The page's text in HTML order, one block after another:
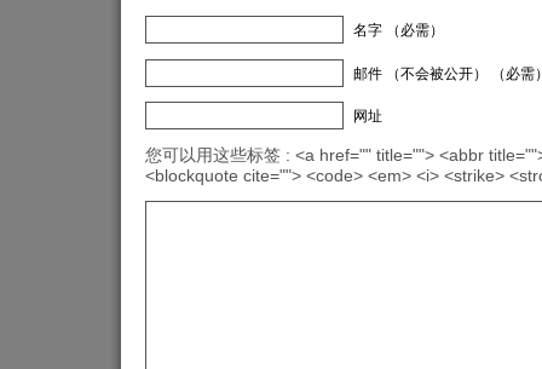
名字 （必需）
邮件 （不会被公开） （必需
网址
您可以用这些标签 : <a href="" title=""> <abbr
<blockquote cite=""> <code> <em> <i> <strike>